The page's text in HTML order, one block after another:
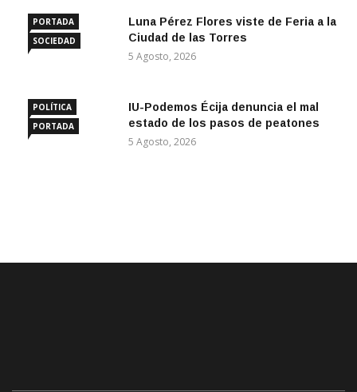
PORTADA
SOCIEDAD
Luna Pérez Flores viste de Feria a la
Ciudad de las Torres
5 Agosto, 2026
POLÍTICA
PORTADA
IU-Podemos Écija denuncia el mal
estado de los pasos de peatones
5 Agosto, 2026